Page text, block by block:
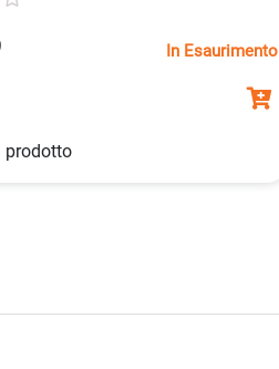
idropulitrice offre un sistema
con valvola by-pass e
In Esaurimento
prodotto